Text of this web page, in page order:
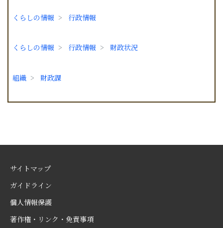
くらしの情報 行政情報
くらしの情報 行政情報 財政状況
組織 財政課
サイトマップ
ガイドライン
個人情報保護
著作権・リンク・免責事項